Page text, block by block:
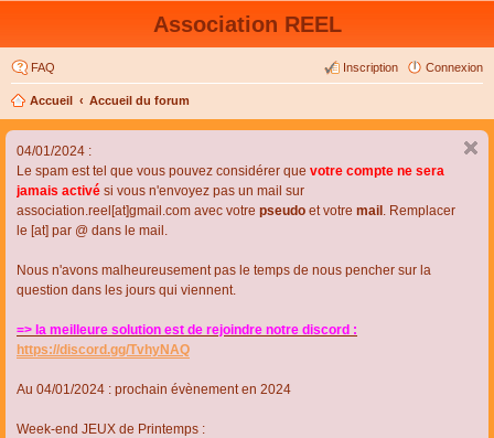
Association REEL
FAQ Connexion
Inscription
Accueil Accueil du forum
04/01/2024 :
Le spam est tel que vous pouvez considérer que votre compte ne sera
jamais activé si vous n'envoyez pas un mail sur
association.reel[at]gmail.com avec votre pseudo et votre mail . Remplacer
le [at] par @ dans le mail.
Nous n'avons malheureusement pas le temps de nous pencher sur la
question dans les jours qui viennent.
=> la meilleure solution est de rejoindre notre discord :
https://discord.gg/TvhyNAQ
Au 04/01/2024 : prochain évènement en 2024
Week-end JEUX de Printemps :